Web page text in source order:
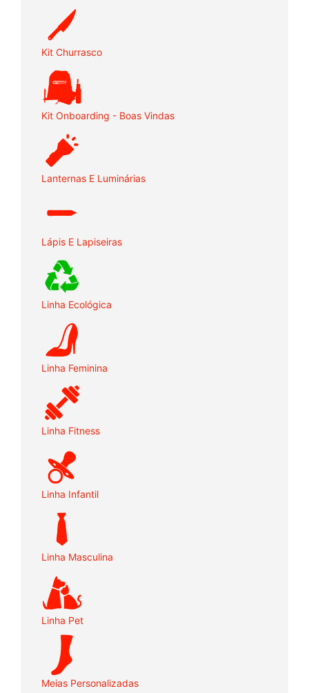
Kit Churrasco
Kit Onboarding - Boas Vindas
Lanternas E Luminárias
Lápis E Lapiseiras
Linha Ecológica
Linha Feminina
Linha Fitness
Linha Infantil
Linha Masculina
Linha Pet
Meias Personalizadas